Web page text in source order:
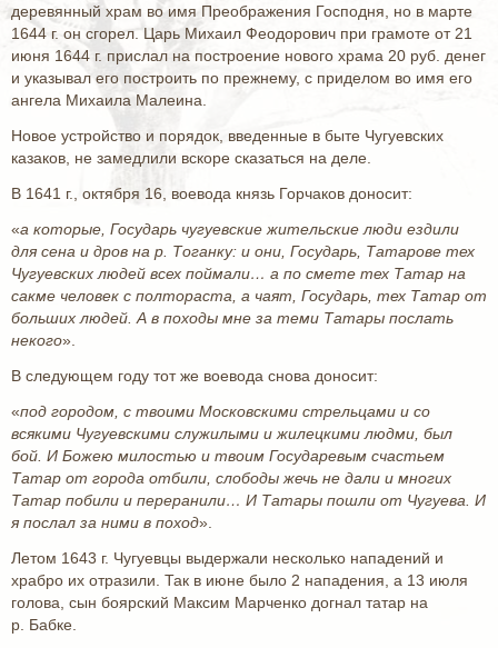
деревянный храм во имя Преображения Господня, но в марте
1644 г. он сгорел. Царь Михаил Феодорович при грамоте от 21
июня 1644 г. прислал на построение нового храма 20 руб. денег
и указывал его построить по прежнему, с приделом во имя его
ангела Михаила Малеина.
Новое устройство и порядок, введенные в быте Чугуевских
казаков, не замедлили вскоре сказаться на деле.
В 1641 г., октября 16, воевода князь Горчаков доносит:
«а которые, Государь чугуевские жительские люди ездили
для сена и дров на р. Тоганку: и они, Государь, Татарове тех
Чугуевских людей всех поймали… а по смете тех Татар на
сакме человек с полтораста, а чаят, Государь, тех Татар от
больших людей. А в походы мне за теми Татары послать
некого».
В следующем году тот же воевода снова доносит:
«под городом, с твоими Московскими стрельцами и со
всякими Чугуевскими служилыми и жилецкими людми, был
бой. И Божею милостью и твоим Государевым счастьем
Татар от города отбили, слободы жечь не дали и многих
Татар побили и переранили… И Татары пошли от Чугуева. И
я послал за ними в поход».
Летом 1643 г. Чугуевцы выдержали несколько нападений и
храбро их отразили. Так в июне было 2 нападения, а 13 июля
голова, сын боярский Максим Марченко догнал татар на
р. Бабке.